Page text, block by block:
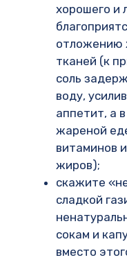
хорошего и
отложению
тканей (к
соль
воду,
аппетит, а в
жареной
витаминов
жиров);
скажите
сладкой
сокам и
вместо